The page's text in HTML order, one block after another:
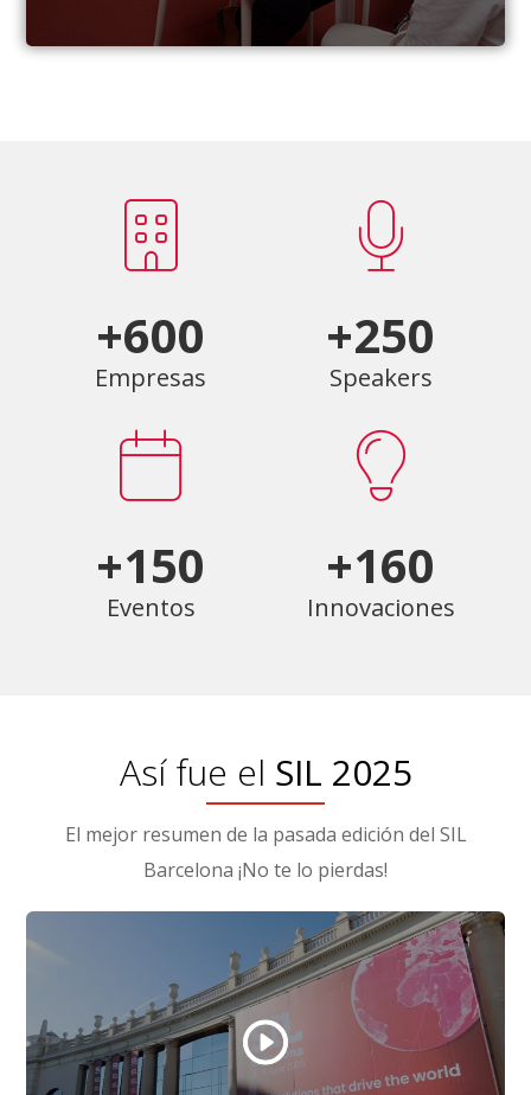
+600
Empresas
+250
Speakers
+150
Eventos
+160
Innovaciones
Así fue el SIL 2025
El mejor resumen de la pasada edición del SIL
Barcelona ¡No te lo pierdas!